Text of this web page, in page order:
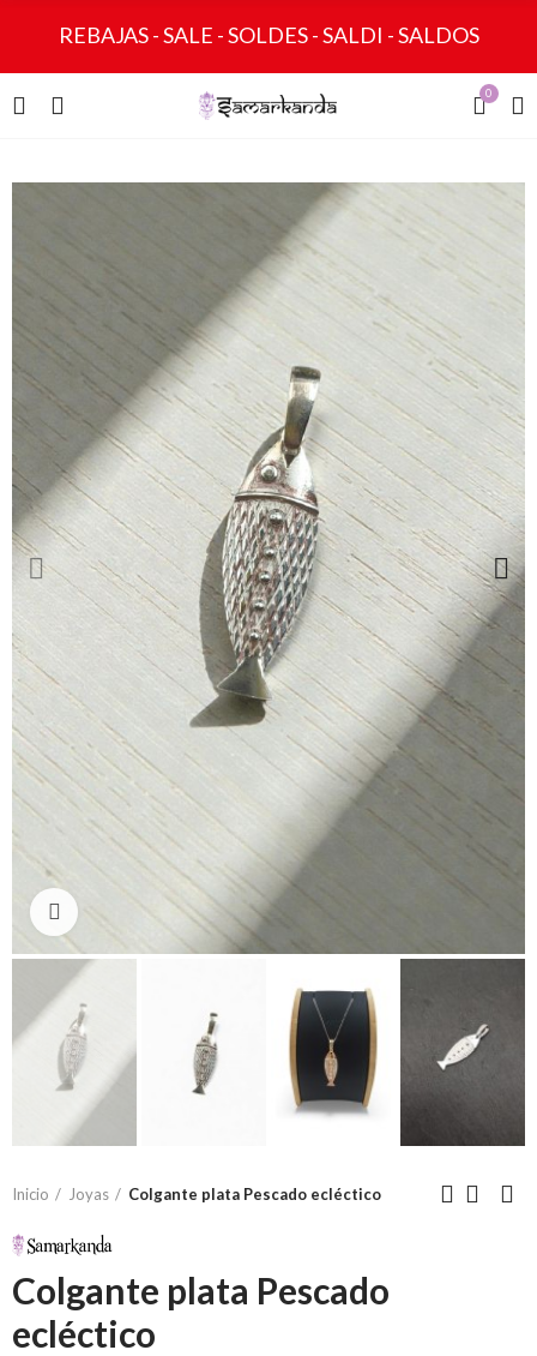
REBAJAS - SALE - SOLDES - SALDI - SALDOS
0
Inicio Joyas Colgante plata Pescado ecléctico
Colgante plata Pescado
ecléctico